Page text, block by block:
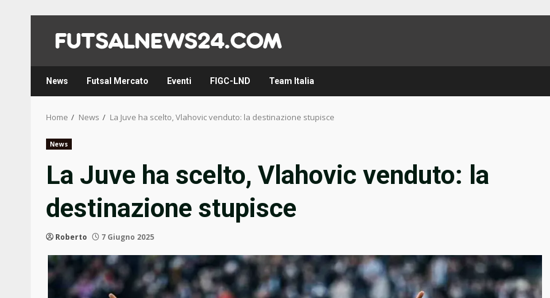
content
News Futsal Mercato Eventi FIGC-LND Team Italia
Home News La Juve ha scelto, Vlahovic venduto: la destinazione stupisce
News
La Juve ha scelto, Vlahovic venduto: la
destinazione stupisce
Roberto 7 Giugno 2025